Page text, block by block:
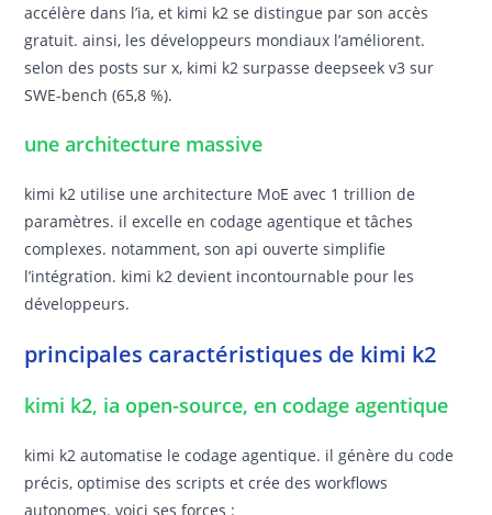
accélère dans l’ia, et kimi k2 se distingue par son accès
gratuit. ainsi, les développeurs mondiaux l’améliorent.
selon des posts sur x, kimi k2 surpasse deepseek v3 sur
SWE-bench (65,8 %).
une architecture massive
kimi k2 utilise une architecture MoE avec 1 trillion de
paramètres. il excelle en codage agentique et tâches
complexes. notamment, son api ouverte simplifie
l’intégration. kimi k2 devient incontournable pour les
développeurs.
principales caractéristiques de kimi k2
kimi k2, ia open-source, en codage agentique
kimi k2 automatise le codage agentique. il génère du code
précis, optimise des scripts et crée des workflows
autonomes. voici ses forces :